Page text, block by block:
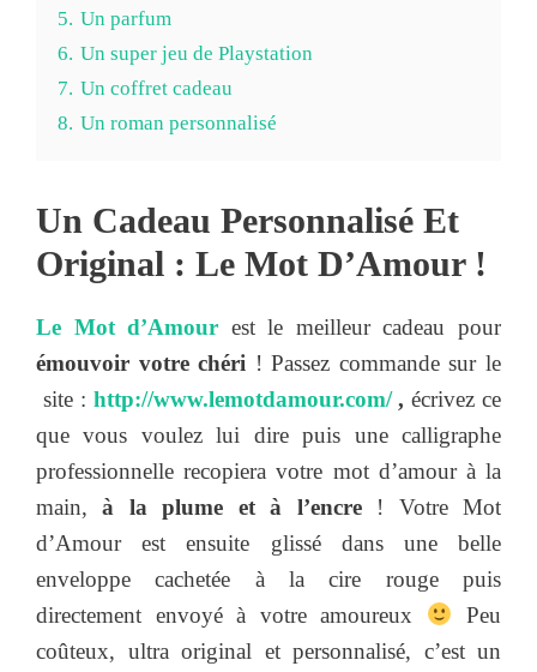
5. Un parfum
6. Un super jeu de Playstation
7. Un coffret cadeau
8. Un roman personnalisé
Un Cadeau Personnalisé Et
Original : Le Mot D’Amour !
Le Mot d’Amour est le meilleur cadeau pour
émouvoir votre chéri ! Passez commande sur le
site : http://www.lemotdamour.com/,écrivez ce
que vous voulez lui dire puis une calligraphe
professionnelle recopiera votre mot d’amour à la
main,à la plume et à l’encre! Votre Mot
d’Amour est ensuite glissé dans une belle
enveloppe cachetée à la cire rouge puis
directement envoyé à votre amoureux
Peu
coûteux, ultra original et personnalisé, c’est un